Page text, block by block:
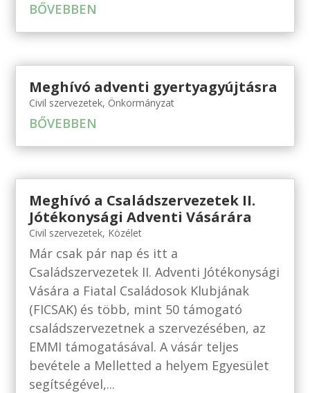
BŐVEBBEN
Meghívó adventi gyertyagyújtásra
Civil szervezetek, Önkormányzat
BŐVEBBEN
Meghívó a Családszervezetek II.
Jótékonysági Adventi Vásárára
Civil szervezetek, Közélet
Már csak pár nap és itt a
Családszervezetek II. Adventi Jótékonysági
Vására a Fiatal Családosok Klubjának
(FICSAK) és több, mint 50 támogató
családszervezetnek a szervezésében, az
EMMI támogatásával. A vásár teljes
bevétele a Melletted a helyem Egyesület
segítségével,...